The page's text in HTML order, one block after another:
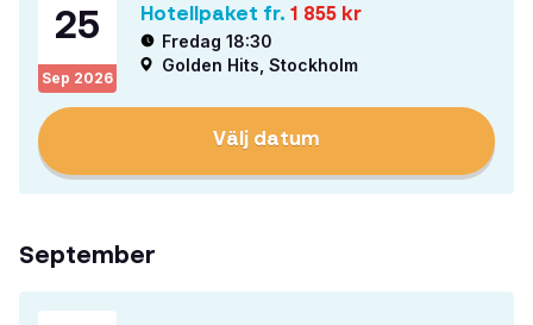
25
Sep 2026
Hotellpaket fr. 1 855 kr
Fredag 18:30
Golden Hits, Stockholm
Välj datum
September